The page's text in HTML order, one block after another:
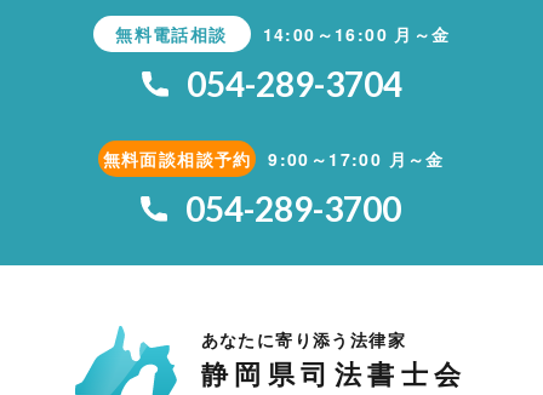
無料電話相談 14:00～16:00 月～金
054-289-3704
無料面談相談予約 9:00～17:00 月～金
054-289-3700
あなたに寄り添う法律家
静岡県司法書士会